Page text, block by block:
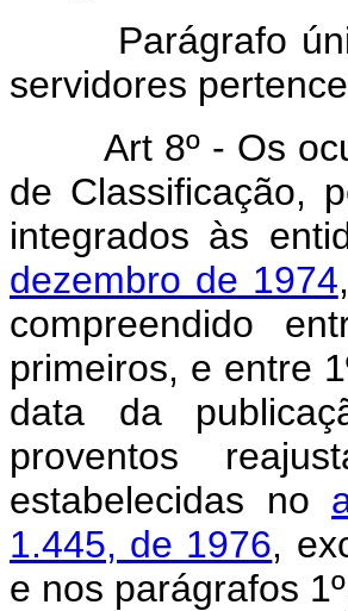
Parágrafo
servidores
Art 8º - Os
de Classificação,
integrados às
dezembro de 1974
compreendido
primeiros, e entre
data da
proventos
estabelecidas no
1.445, de 1976,
e nos parágrafos